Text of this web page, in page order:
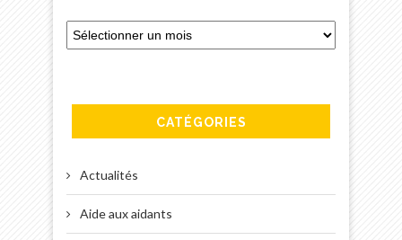
CATÉGORIES
Actualités
Aide aux aidants